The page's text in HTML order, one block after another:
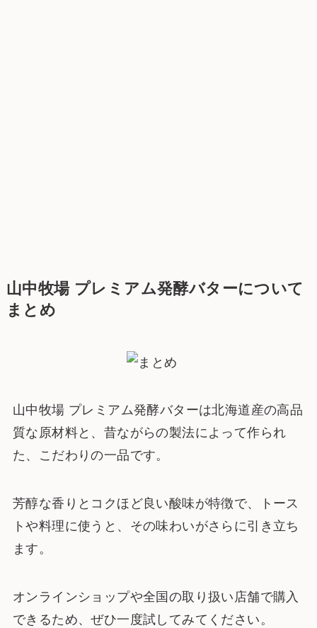
山中牧場 プレミアム発酵バターについて
まとめ
山中牧場 プレミアム発酵バターは北海道産の高品
質な原材料と、昔ながらの製法によって作られ
た、こだわりの一品です。
芳醇な香りとコクほど良い酸味が特徴で、トース
トや料理に使うと、その味わいがさらに引き立ち
ます。
オンラインショップや全国の取り扱い店舗で購入
できるため、ぜひ一度試してみてください。